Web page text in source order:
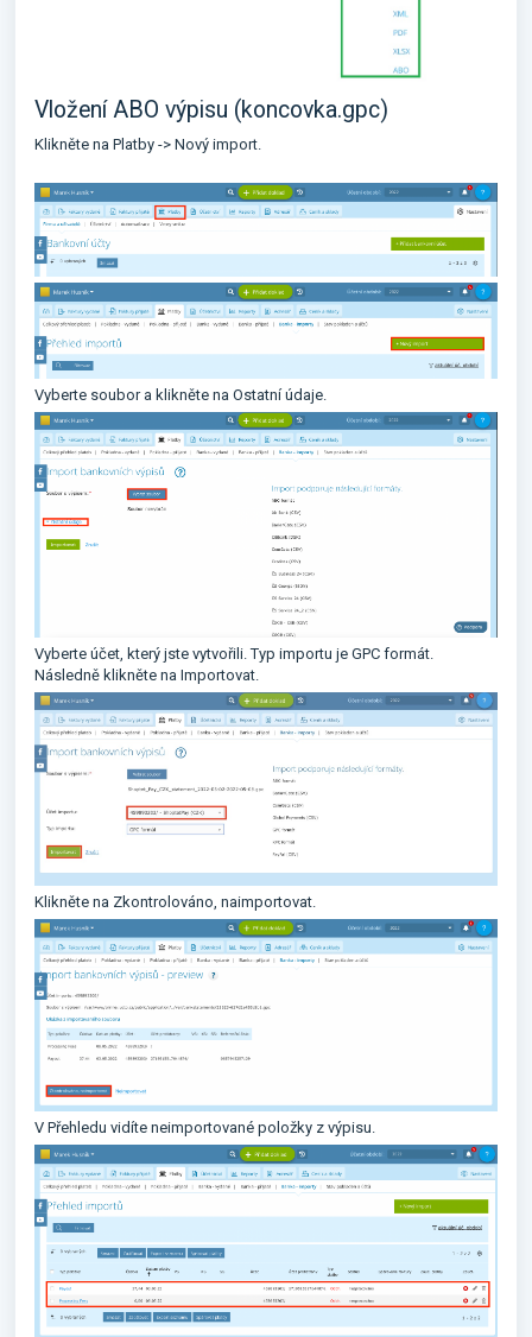
Vložení ABO výpisu (koncovka.gpc)
Klikněte na Platby -> Nový import.
Vyberte soubor a klikněte na Ostatní údaje.
Vyberte účet, který jste vytvořili. Typ importu je GPC formát.
Následně klikněte na Importovat.
Klikněte na Zkontrolováno, naimportovat.
V Přehledu vidíte neimportované položky z výpisu.